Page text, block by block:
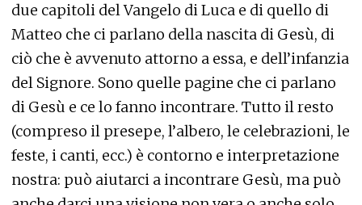
due capitoli del Vangelo di Luca e di quello di
Matteo che ci parlano della nascita di Gesù, di
ciò che è avvenuto attorno a essa, e dell’infanzia
del Signore. Sono quelle pagine che ci parlano
di Gesù e ce lo fanno incontrare. Tutto il resto
(compreso il presepe, l’albero, le celebrazioni, le
feste, i canti, ecc.) è contorno e interpretazione
nostra: può aiutarci a incontrare Gesù, ma può